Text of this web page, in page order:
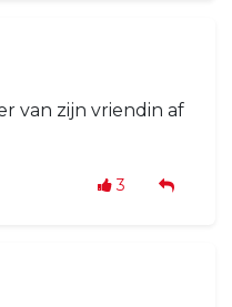
van zijn vriendin af
3